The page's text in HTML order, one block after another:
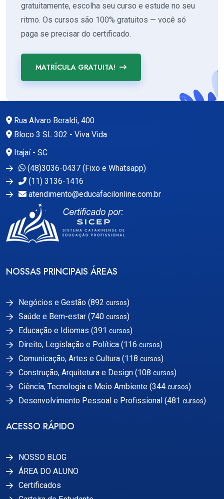
gratuitamente, escolha seu curso e estude no seu
ritmo. Os cursos são 100% gratuitos — você só
paga se precisar do certificado.
MATRÍCULA GRATUITA!
Rua Alvaro Beraldi, 400
Bloco 3 SL 302 - Viva Vida
Itajaí - SC
(48)3036-0437 (Fixo e Whatsapp)
(11) 3136-1416
atendimento@educafacilonline.com.br
NOSSAS PRINCIPAIS ÁREAS
Negócios e Gestão (892 cursos)
Saúde e Bem-estar (740 cursos)
Educação e Idiomas (391 cursos)
Direito, Legislação e Política (116 cursos)
Comunicação, Artes e Cultura (118 cursos)
Construção, Arquitetura e Design (108 cursos)
Ciência, Tecnologia e Meio Ambiente (344 cursos)
Desenvolvimento Pessoal e Profissional (481 cursos)
ACESSO RÁPIDO
NOSSO BLOG
ÁREA DO ALUNO
Certificados